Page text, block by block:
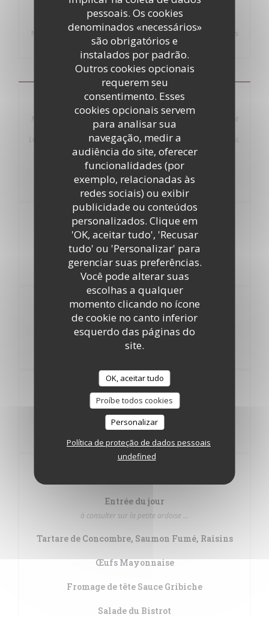
pessoais. Os cookies
denominados «necessários»
são obrigatórios e
instalados por padrão.
Outros cookies opcionais
requerem seu
consentimento. Esses
cookies opcionais servem
para analisar sua
navegação, medir a
audiência do site, oferecer
funcionalidades (por
exemplo, relacionadas às
redes sociais) ou exibir
publicidade ou conteúdos
personalizados. Clique em
'OK, aceitar tudo', 'Recusar
tudo' ou 'Personalizar' para
gerenciar suas preferências.
Você pode alterar suas
escolhas a qualquer
momento clicando no ícone
de cookie no canto inferior
esquerdo das páginas do
site.
OK, aceitar tudo
Proíbe todos cookies
Personalizar
Política de proteção de dados pessoais
undefined
Nous travaillons avec des produits frais , nous tenons à nous
excuser si certains produits viennent à manquer
Carte Midi
Nous vous proposons également nos plats canailles qui changent
tout au long de la semaine avec un supplément de 3 € : Lundi :
Langue de Veau, Mardi : Foie de Veau, Mercredi : Rognon de Veau,
Jeudi : Tête de Veau Ravigote, Vendredi : Tripes à la Provençale
Pensez à réserver !!!!
PLAT
ENTREE PLAT OU PLAT
DESSERT
ENTREE PLAT DESSERT
Entrée du jour
à consulter sur la petite ardoise ...
Tartare de Concombre, Saumon Fumé, Raisins
Œufs Mayonnaise
Fromage de tête Sauce Gribiche
Salade du Bistrot